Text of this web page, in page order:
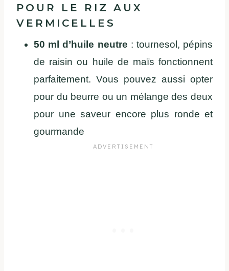
POUR LE RIZ AUX
VERMICELLES
50 ml d’huile neutre : tournesol, pépins
de raisin ou huile de maïs fonctionnent
parfaitement. Vous pouvez aussi opter
pour du beurre ou un mélange des deux
pour une saveur encore plus ronde et
gourmande